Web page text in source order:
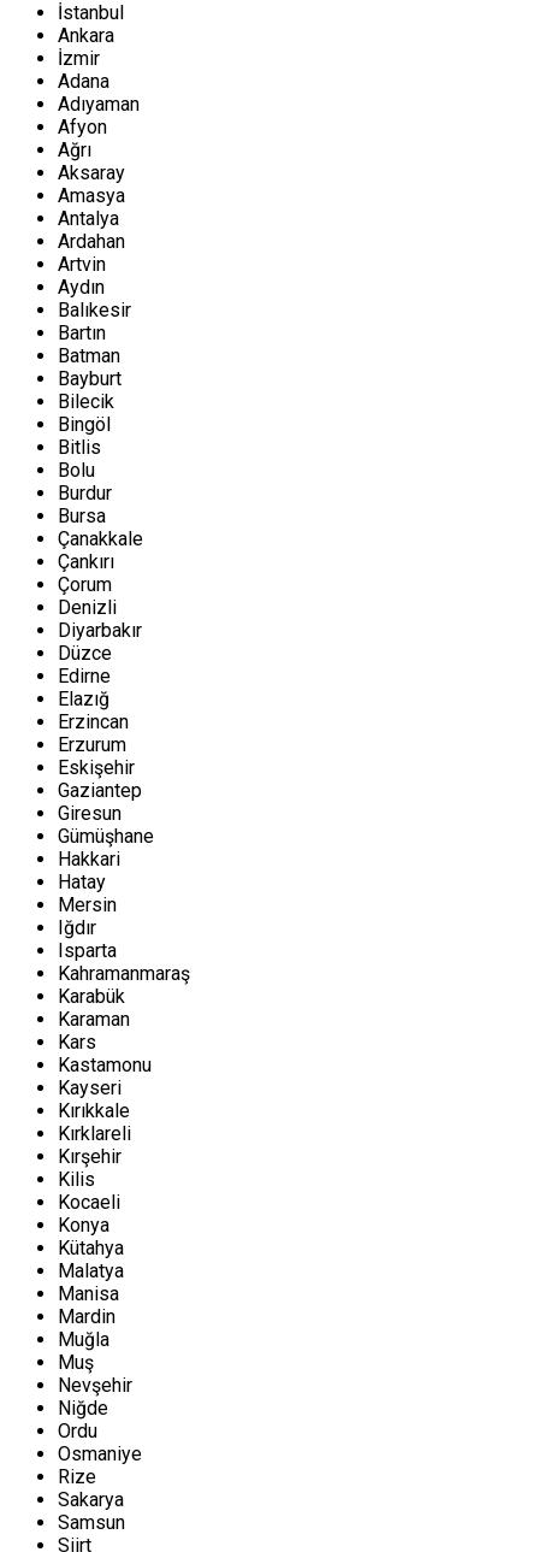
İstanbul
Ankara
İzmir
Adana
Adıyaman
Afyon
Ağrı
Aksaray
Amasya
Antalya
Ardahan
Artvin
Aydın
Balıkesir
Bartın
Batman
Bayburt
Bilecik
Bingöl
Bitlis
Bolu
Burdur
Bursa
Çanakkale
Çankırı
Çorum
Denizli
Diyarbakır
Düzce
Edirne
Elazığ
Erzincan
Erzurum
Eskişehir
Gaziantep
Giresun
Gümüşhane
Hakkari
Hatay
Mersin
Iğdır
Isparta
Kahramanmaraş
Karabük
Karaman
Kars
Kastamonu
Kayseri
Kırıkkale
Kırklareli
Kırşehir
Kilis
Kocaeli
Konya
Kütahya
Malatya
Manisa
Mardin
Muğla
Muş
Nevşehir
Niğde
Ordu
Osmaniye
Rize
Sakarya
Samsun
Siirt